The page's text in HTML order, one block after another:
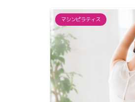
マシンピラティス